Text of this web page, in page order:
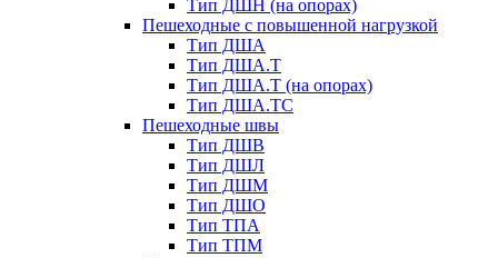
Тип ДШН (на опорах)
Пешеходные с повышенной нагрузкой
Тип ДША
Тип ДША.Т
Тип ДША.Т (на опорах)
Тип ДША.ТС
Пешеходные швы
Тип ДШВ
Тип ДШЛ
Тип ДШМ
Тип ДШО
Тип ТПА
Тип ТПМ